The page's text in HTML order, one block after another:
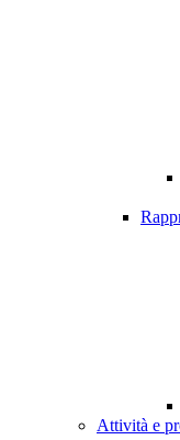
Attività e